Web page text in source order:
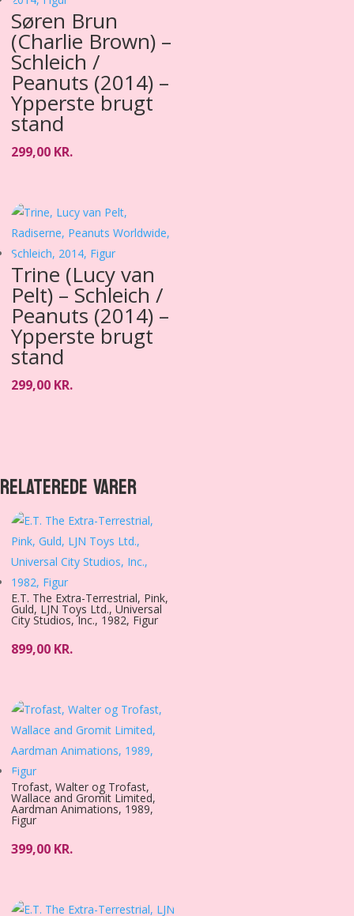
Søren Brun
(Charlie Brown) –
Schleich /
Peanuts (2014) –
Ypperste brugt
stand
299,00 KR.
Trine (Lucy van
Pelt) – Schleich /
Peanuts (2014) –
Ypperste brugt
stand
299,00 KR.
RELATEREDE VARER
E.T. The Extra-Terrestrial, Pink,
Guld, LJN Toys Ltd., Universal
City Studios, Inc., 1982, Figur
899,00 KR.
Trofast, Walter og Trofast,
Wallace and Gromit Limited,
Aardman Animations, 1989,
Figur
399,00 KR.